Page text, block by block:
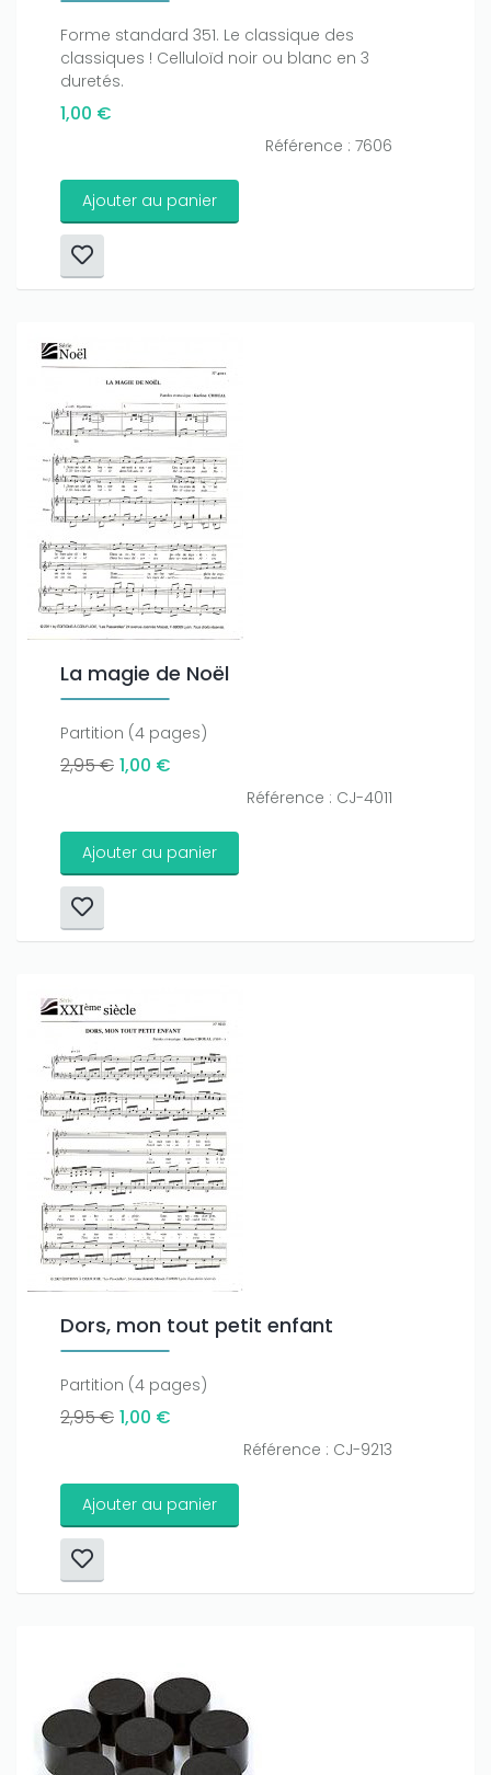
Forme standard 351. Le classique des
classiques ! Celluloïd noir ou blanc en 3
duretés.
1,00 €
Référence : 7606
Ajouter au panier
La magie de Noël
Partition (4 pages)
2,95 € 1,00 €
Référence : CJ-4011
Ajouter au panier
Dors, mon tout petit enfant
Partition (4 pages)
2,95 € 1,00 €
Référence : CJ-9213
Ajouter au panier